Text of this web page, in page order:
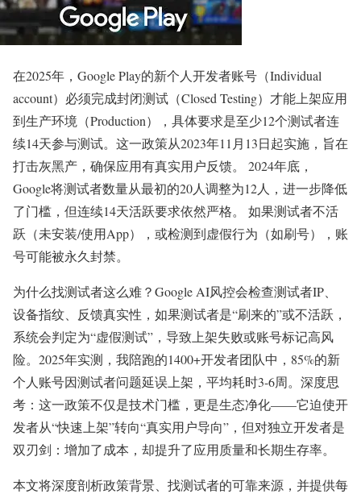
在2025年，Google Play的新个人开发者账号（Individual
account）必须完成封闭测试（Closed Testing）才能上架应用
到生产环境（Production），具体要求是至少12个测试者连
续14天参与测试。这一政策从2023年11月13日起实施，旨在
打击灰黑产，确保应用有真实用户反馈。 2024年底，
Google将测试者数量从最初的20人调整为12人，进一步降低
了门槛，但连续14天活跃要求依然严格。 如果测试者不活
跃（未安装/使用App），或检测到虚假行为（如刷号），账
号可能被永久封禁。
为什么找测试者这么难？Google AI风控会检查测试者IP、
设备指纹、反馈真实性，如果测试者是“刷来的”或不活跃，
系统会判定为“虚假测试”，导致上架失败或账号标记高风
险。2025年实测，我陪跑的1400+开发者团队中，85%的新
个人账号因测试者问题延误上架，平均耗时3-6周。深度思
考：这一政策不仅是技术门槛，更是生态净化——它迫使开
发者从“快速上架”转向“真实用户导向”，但对独立开发者是
双刃剑：增加了成本，却提升了应用质量和长期生存率。
本文将深度剖析政策背景、找测试者的可靠来源，并提供每